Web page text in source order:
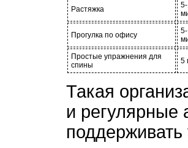
Растяжка
Прогулка по офису
Простые упражнения для
спины
5
Такая
и регулярные